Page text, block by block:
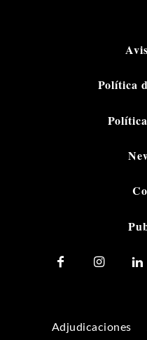
Política
Adjudicaciones